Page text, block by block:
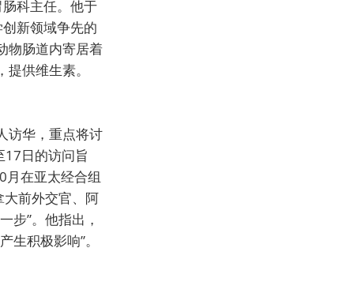
科主任。他于
新领域争先的
物肠道内寄居着
供维生素。
访华，重点将讨
日的访问旨
月在亚太经合组
大前外交官、阿
步”。他指出，
积极影响”。